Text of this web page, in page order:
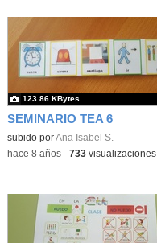
SEMINARIO TEA 6
subido porAna Isabel S.
123.86 KBytes
-hace 8 años- 733visualizaciones